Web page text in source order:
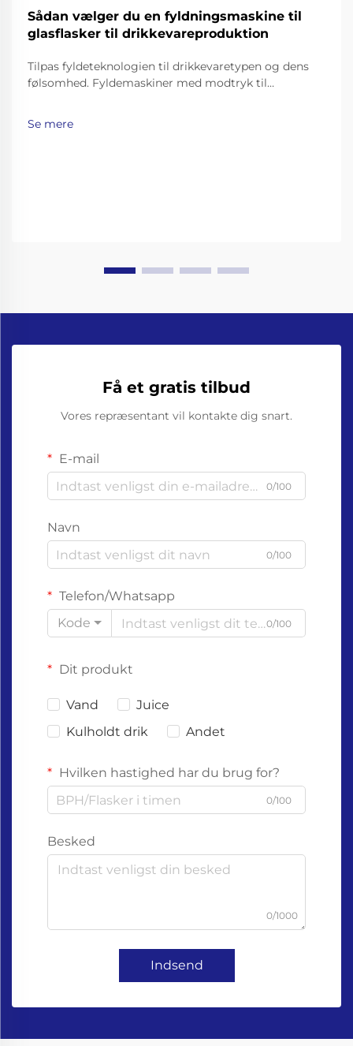
Sådan vælger du en fyldningsmaskine til
glasflasker til drikkevareproduktion
Tilpas fyldeteknologien til drikkevaretypen og dens
følsomhed. Fyldemaskiner med modtryk til
kræver omhyggelige fyldemetoder for at bevare
Se mere
Få et gratis tilbud
Vores repræsentant vil kontakte dig snart.
E-mail
0/100
Navn
0/100
Telefon/Whatsapp
Kode
0/100
Dit produkt
Vand
Juice
Kulholdt drik
Andet
Hvilken hastighed har du brug for?
0/100
Besked
0/1000
Indsend